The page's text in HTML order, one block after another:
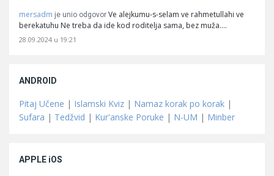
mersadm je unio odgovor Ve alejkumu-s-selam ve rahmetullahi ve
berekatuhu Ne treba da ide kod roditelja sama, bez muža.…
28.09.2024 u 19:21
ANDROID
Pitaj Učene | Islamski Kviz | Namaz korak po korak |
Sufara | Tedžvid | Kur'anske Poruke | N-UM | Minber
APPLE iOS